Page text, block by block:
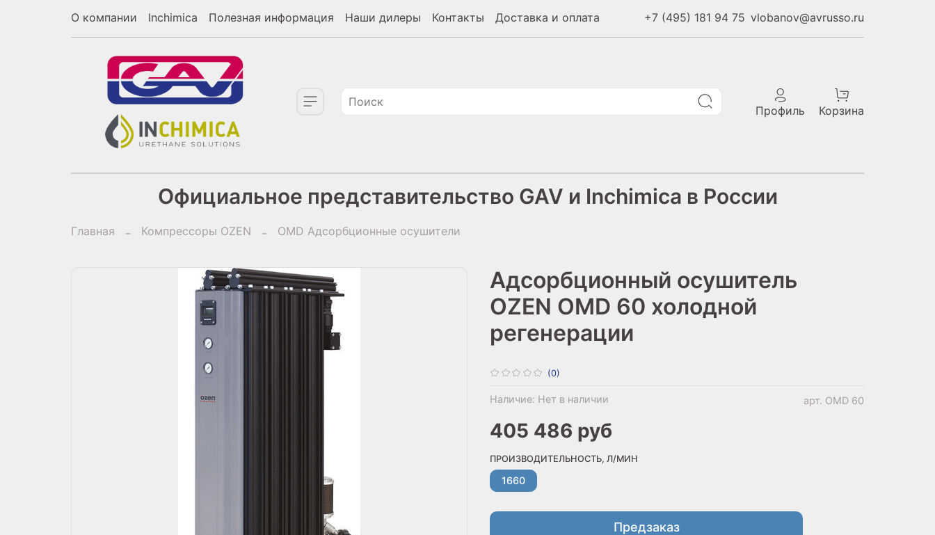
О компании Inchimica Полезная информация Наши дилеры Контакты Доставка и оплата +7 (495) 181 94 75 vlobanov@avrusso.ru
Профиль Корзина
Официальное представительство GAV и Inchimica в России
Главная Компрессоры OZEN OMD Адсорбционные осушители
(0)
арт. OMD 60
Наличие: Нет в наличии
Адсорбционный осушитель
OZEN OMD 60 холодной
регенерации
405 486 руб
Предзаказ
ПРОИЗВОДИТЕЛЬНОСТЬ, Л/МИН
1660